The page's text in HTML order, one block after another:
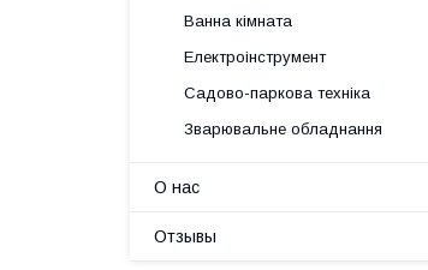
Ванна кімната
Електроінструмент
Садово-паркова техніка
Зварювальне обладнання
О нас
Отзывы